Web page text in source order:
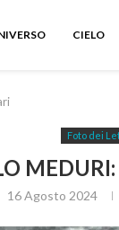
CIELO
Foto dei
16 Agosto 2024